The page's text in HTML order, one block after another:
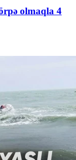
olmaqla 4